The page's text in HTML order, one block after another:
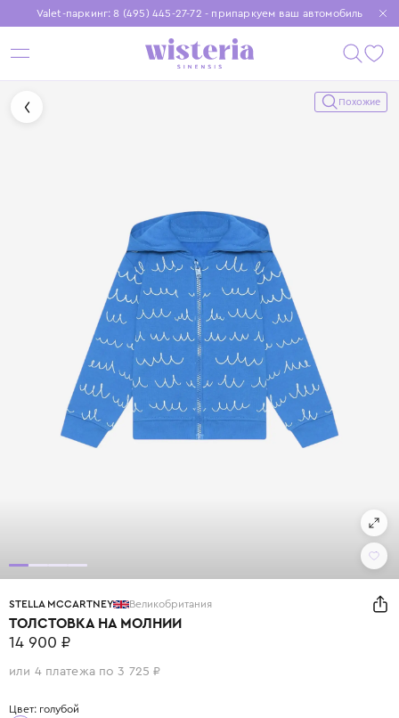
Valet-паркинг: 8 (495) 445-27-72 - припаркуем ваш автомобиль
Бесплатная доставка при заказе от 15 000 ₽
Установите приложение, чтобы покупки были еще удобнее
Похожие
STELLA MCCARTNEY Великобритания
ТОЛСТОВКА НА МОЛНИИ
14 900 ₽
или 4 платежа по 3 725 ₽
Цвет: голубой